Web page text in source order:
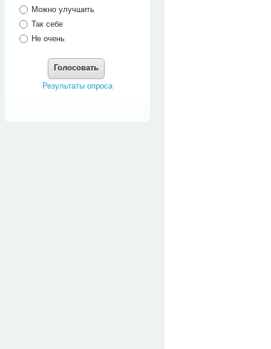
Можно улучшить
Так себе
Не очень
Голосовать
Результаты опроса